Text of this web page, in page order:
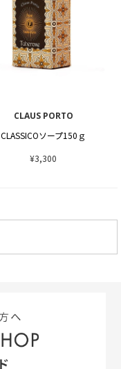
CLAUS PORTO
CLASSICOソープ150ｇ
¥3,300